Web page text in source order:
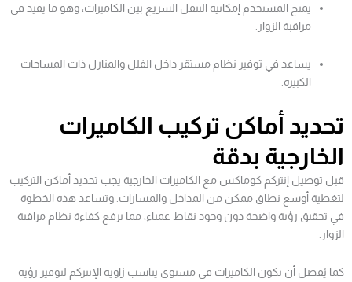
يمنح المستخدم إمكانية التنقل السريع بين الكاميرات، وهو ما يفيد في
مراقبة الزوار.
يساعد في توفير نظام مستقر داخل الفلل والمنازل ذات المساحات
الكبيرة.
تحديد أماكن تركيب الكاميرات
الخارجية بدقة
قبل توصيل إنتركم كوماكس مع الكاميرات الخارجية يجب تحديد أماكن التركيب
لتغطية أوسع نطاق ممكن من المداخل والمسارات. وتساعد هذه الخطوة
في تحقيق رؤية واضحة دون وجود نقاط عمياء، مما يرفع كفاءة نظام مراقبة
الزوار.
كما يُفضل أن تكون الكاميرات في مستوى يناسب زاوية الإنتركم لتوفير رؤية